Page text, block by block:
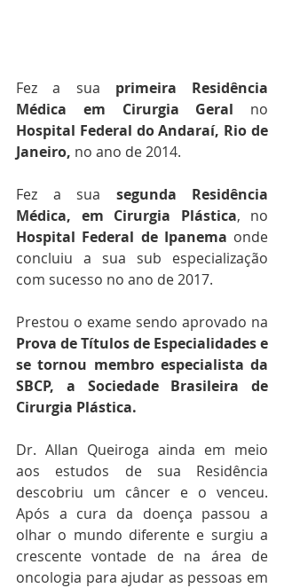
Fez a sua primeira Residência
Médica em Cirurgia Geral
Hospital Federal do Andaraí, Rio de
Janeiro, no ano de 2014.
Fez a sua segunda Residência
Médica, em Cirurgia Plástica
Hospital Federal de Ipanema onde
concluiu a sua sub especialização
com sucesso no ano de 2017.
Prova de Títulos de Especialidades e
se tornou membro especialista da
SBCP, a Sociedade Brasileira de
Cirurgia Plástica.
Dr. Allan Queiroga ainda em meio
aos estudos de sua Residência
descobriu um câncer e o venceu.
Após a cura da doença passou a
olhar o mundo diferente e surgiu a
crescente vontade de na área de
oncologia para ajudar as pessoas em